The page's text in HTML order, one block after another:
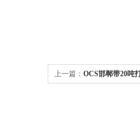
上一篇： OCS邯郸带20吨